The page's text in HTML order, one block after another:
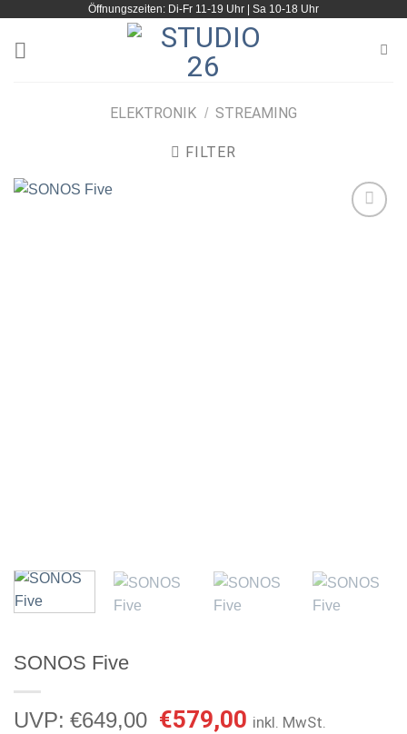
springen
Öffnungszeiten: Di-Fr 11-19 Uhr | Sa 10-18 Uhr
ELEKTRONIK / STREAMING
FILTER
SONOS Five
UVP: €649,00 Ursprünglicher
€579,00 Aktueller
inkl. MwSt.